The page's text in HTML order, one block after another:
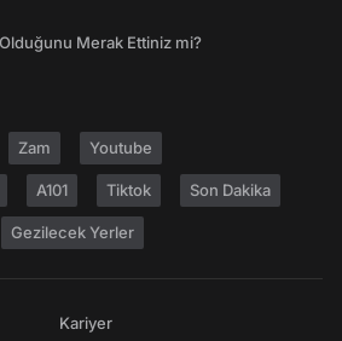
Merak Ettiniz mi?
Zam Youtube
A101 Tiktok Son Dakika
Gezilecek Yerler
Kariyer